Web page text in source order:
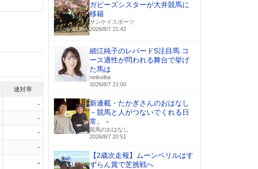
連対率
-
-
-
-
-
ガビーズシスターが大井競馬に
移籍
サンケイスポーツ
2026/8/7 21:42
細江純子のレパードS注目馬 コ
ース適性が問われる舞台で挙げ
た馬は
netkeiba
2026/8/7 21:00
新連載・たかぎさんのおはなし
－競馬と人がつないでくれる日
常。－
競馬のおはなし
2026/8/7 20:51
【2歳次走報】ムーンベリルはす
ずらん賞で芝挑戦へ